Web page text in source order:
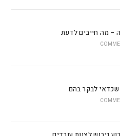
– מה חייבים לדעת
שכדאי לבקר בהם